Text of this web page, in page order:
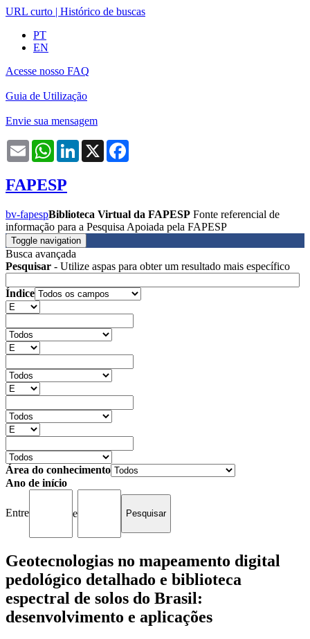
URL curto | Histórico de buscas
PT
EN
Acesse nosso FAQ
Guia de Utilização
Envie sua mensagem
Email WhatsAppLinkedIn
X
FAPESP
bv-fapespBiblioteca Virtual da FAPESP Fonte referencial de
informação para a Pesquisa Apoiada pela FAPESP
Toggle navigation
Busca avançada
Pesquisar - Utilize aspas para obter um resultado mais específico
Índice
Área do conhecimento
Ano de início
Entre e
Geotecnologias no mapeamento digital
pedológico detalhado e biblioteca
espectral de solos do Brasil:
desenvolvimento e aplicações